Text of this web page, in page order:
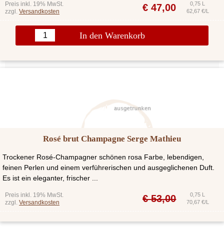
Preis inkl. 19% MwSt.
zzgl. Versandkosten € 47,00
0,75 L
62,67 €/L
In den Warenkorb
Rosé brut Champagne Serge Mathieu
Trockener Rosé-Champagner schönen rosa Farbe, lebendigen,
feinen Perlen und einem verführerischen und ausgeglichenen Duft.
Es ist ein eleganter, frischer ...
Preis inkl. 19% MwSt.
zzgl. Versandkosten €53,00
0,75 L
70,67 €/L